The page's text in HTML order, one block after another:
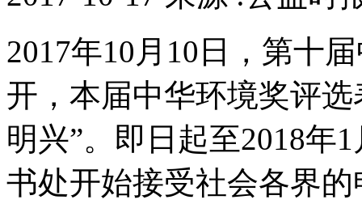
2017年10月10日，第十
开，本届中华环境奖评
明兴”。即日起至2018年
书处开始接受社会各界的